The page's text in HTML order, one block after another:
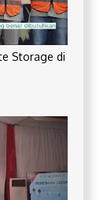
Storage di